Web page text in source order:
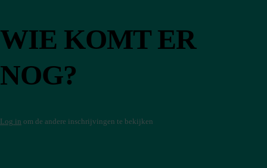
WIE KOMTER
NOG?
Log in om de andere inschrijvingen te bekijken